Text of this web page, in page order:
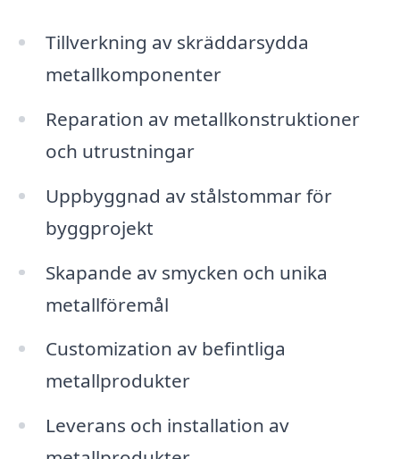
Tillverkning av skräddarsydda
metallkomponenter
Reparation av metallkonstruktioner
och utrustningar
Uppbyggnad av stålstommar för
byggprojekt
Skapande av smycken och unika
metallföremål
Customization av befintliga
metallprodukter
Leverans och installation av